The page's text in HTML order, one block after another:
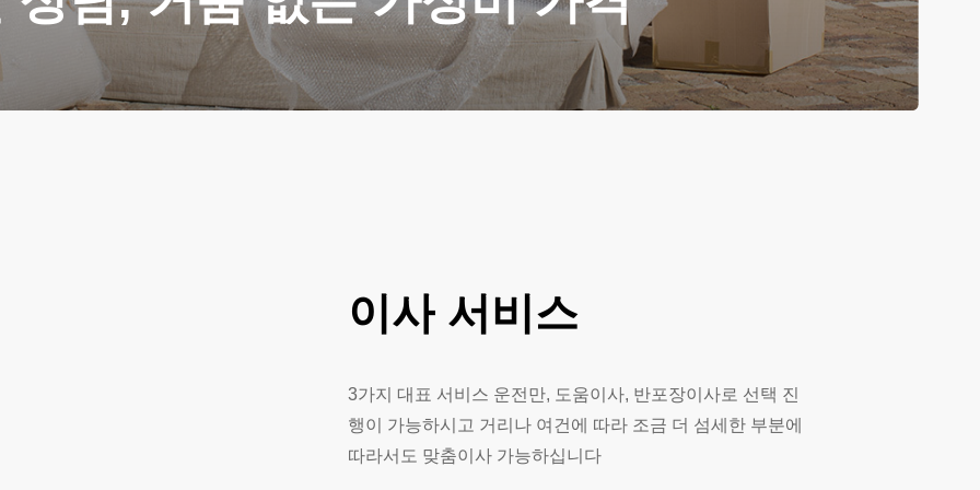
이사 서비스
3가지 대표 서비스 운전만, 도움이사, 반포장이사로 선택 진
행이 가능하시고 거리나 여건에 따라 조금 더 섬세한 부분에
따라서도 맞춤이사 가능하십니다